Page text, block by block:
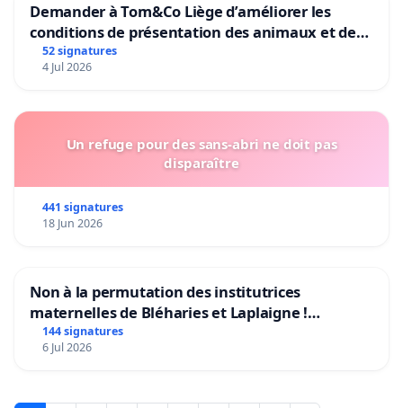
Demander à Tom&Co Liège d’améliorer les
conditions de présentation des animaux et de
mettre fin à la vente d’animaux en magasin
52 signatures
4 Jul 2026
Un refuge pour des sans-abri ne doit pas
disparaître
441 signatures
18 Jun 2026
Non à la permutation des institutrices
maternelles de Bléharies et Laplaigne !
Préservons la stabilité de nos enfants.
144 signatures
6 Jul 2026